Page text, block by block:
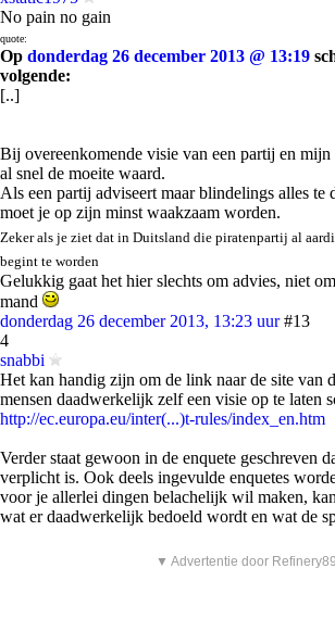
No pain no gain
quote:
Op donderdag 26 december 2013 @ 13:19
volgende:
[..]
Bij overeenkomende visie van een partij en mijn
al snel de moeite waard.
Als een partij adviseert maar blindelings alles te
moet je op zijn minst waakzaam worden.
Zeker als je ziet dat in Duitsland die piratenpartij al
begint te worden
Gelukkig gaat het hier slechts om advies, niet
mand
donderdag 26 december 2013, 13:23 uur #13
4
snabbi
Het kan handig zijn om de link naar de site van
mensen daadwerkelijk zelf een visie op te laten
http://ec.europa.eu/inter(...)t-rules/index_en.htm
Verder staat gewoon in de enquete geschreven
verplicht is. Ook deels ingevulde enquetes
voor je allerlei dingen belachelijk wil maken,
wat er daadwerkelijk bedoeld wordt en wat de
▼ Advertentie door Refinery89